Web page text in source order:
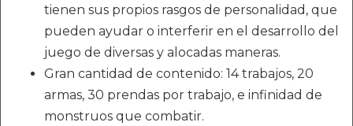
tienen sus propios rasgos de personalidad, que
pueden ayudar o interferir en el desarrollo del
juego de diversas y alocadas maneras.
Gran cantidad de contenido: 14 trabajos, 20
armas, 30 prendas por trabajo, e infinidad de
monstruos que combatir.